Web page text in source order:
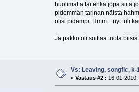
huolimatta tai ehkä jopa siitä
pidemmän tarinan näistä
olisi pidempi. Hmm... nyt tuli
Ja pakko oli soittaa tuota
Vs: Leaving, songfic, k-
«Vastaus #2 : 16-01-